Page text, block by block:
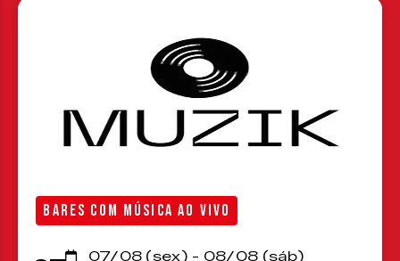
BARES COM MÚSICA AO VIVO
07/08 (sex) - 08/08 (sáb)